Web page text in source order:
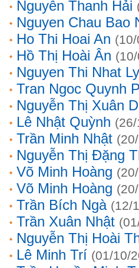
Nguyễn Thanh Hải
Nguyen Chau Bao
Ho Thi Hoai An
Hồ Thị Hoài Ân
Nguyen Thi Nhat Ly
Tran Ngoc Quynh
Nguyễn Thị Xuân
Lê Nhật Quỳnh
Trần Minh Nhật
Nguyễn Thị Đặng
Võ Minh Hoàng
Võ Minh Hoàng
Trần Bích Ngà (12/
Trần Xuân Nhật
Nguyễn Thị Hoài
Lê Minh Trí (01/10/